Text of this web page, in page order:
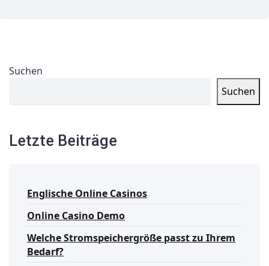
Suchen
Suchen
Letzte Beiträge
Englische Online Casinos
Online Casino Demo
Welche Stromspeichergröße passt zu Ihrem
Bedarf?